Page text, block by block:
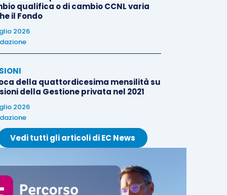
qualifica o di cambio CCNL varia
il Fondo
2026
della quattordicesima mensilità su
della Gestione privata nel 2021
2026
Vedi tutti gli articoli di EC News